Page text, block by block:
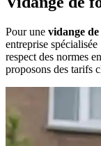
Pour une vidange
entreprise
respect des normes
proposons des tarifs